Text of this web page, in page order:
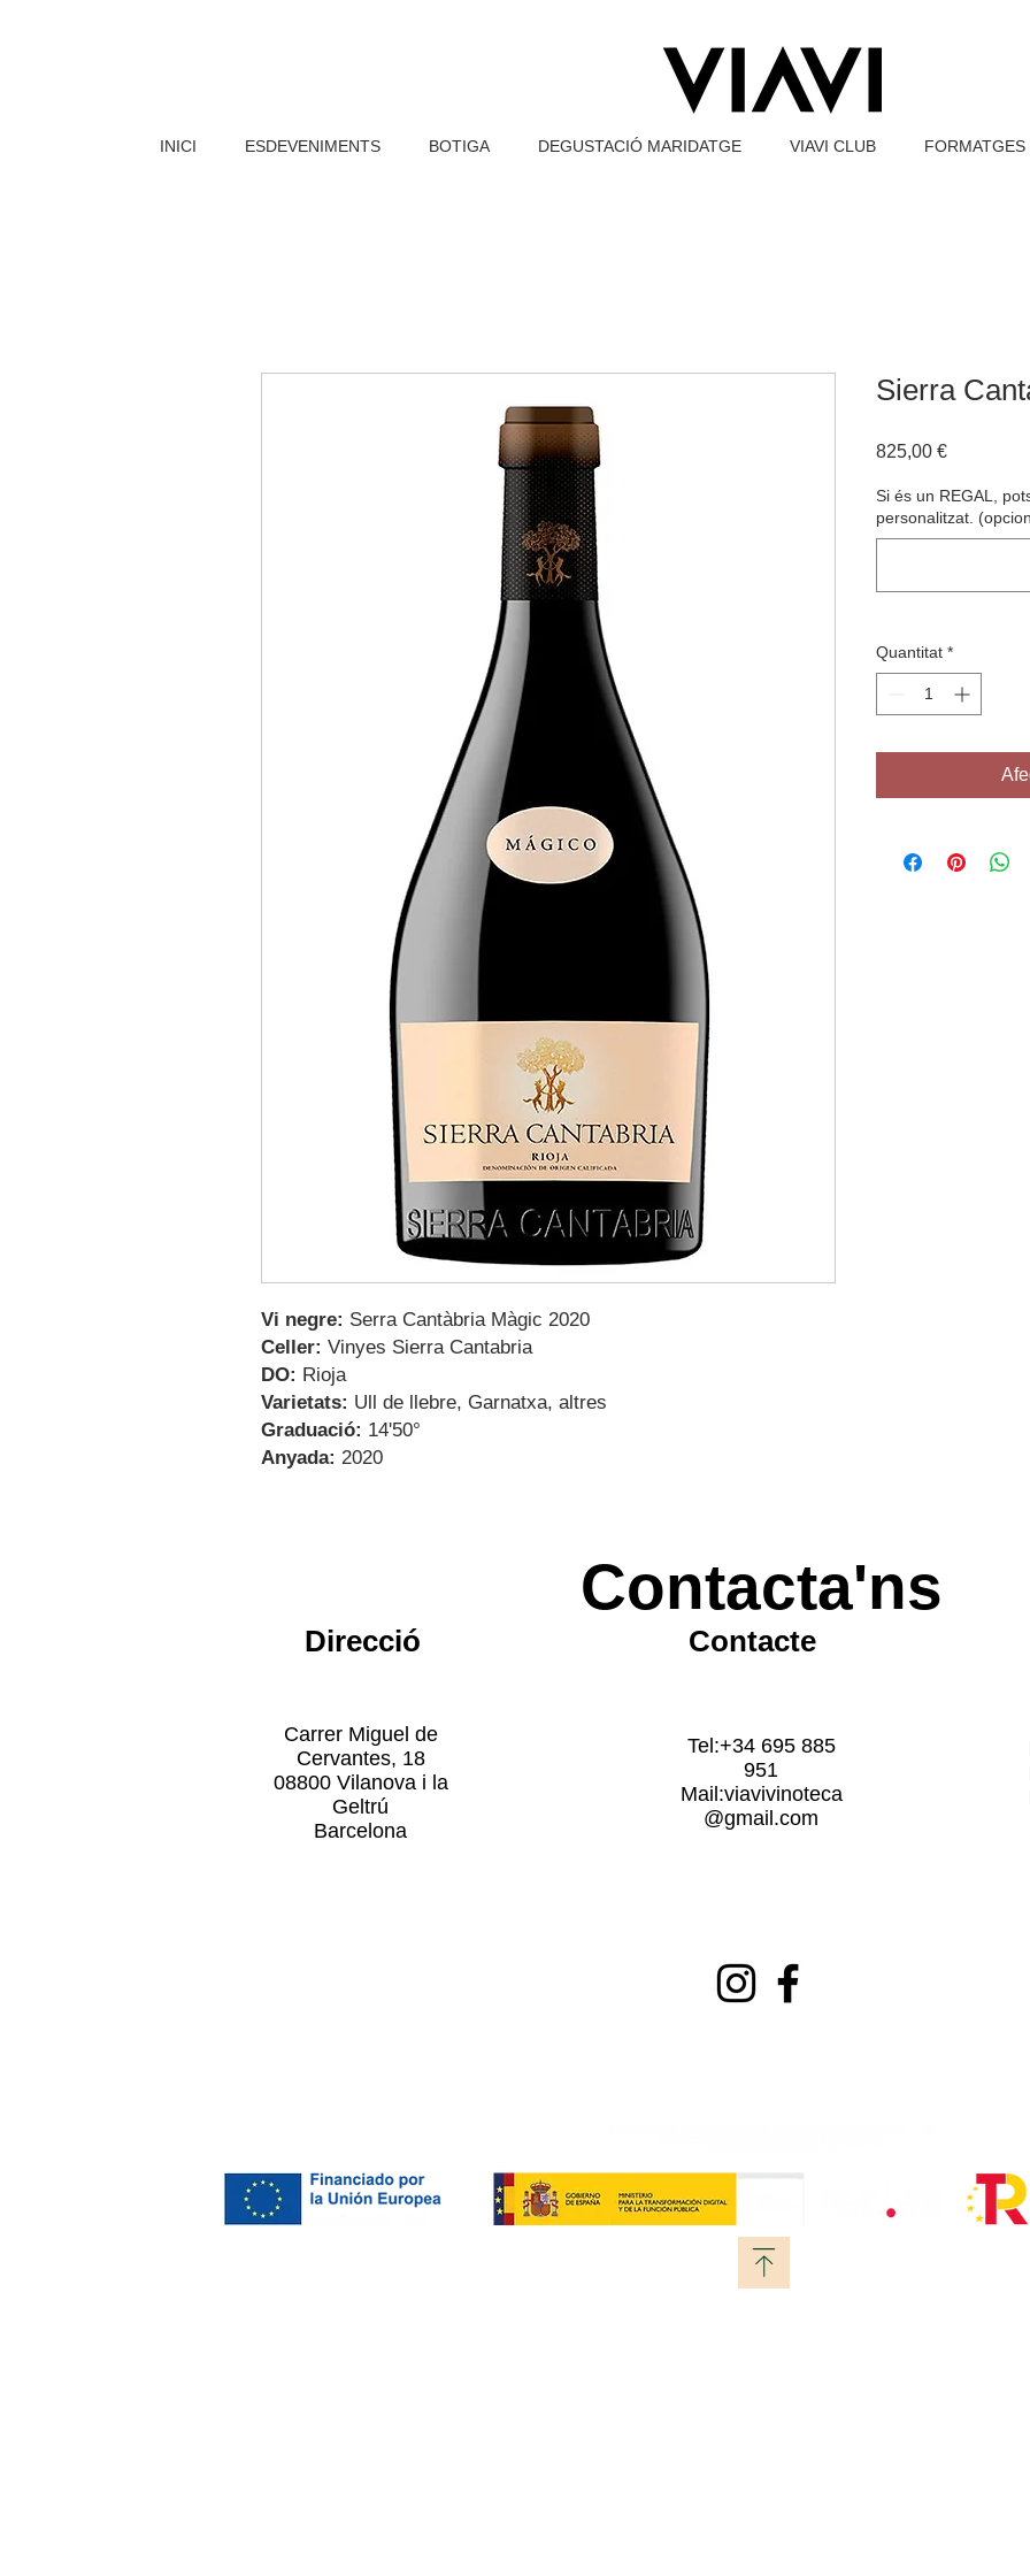
INICI ESDEVENIMENTS BOTIGA DEGUSTACIÓ MARIDATGE VIAVI CLUB
Vi negre: Serra Cantàbria Màgic 2020
Celler: Vinyes Sierra Cantabria
DO: Rioja
Varietats: Ull de llebre, Garnatxa, altres
Graduació: 14'50°
Anyada: 2020
Sierra
825,00 €Price
Si és un REGAL,
personalitzat.
Quantitat *
Contacta'ns
Direcció
Carrer Miguel de
Cervantes, 18
08800 Vilanova i la
Geltrú
Barcelona
Contacte
Tel:+34 695 885
951
Mail:viavivinoteca
@gmail.com